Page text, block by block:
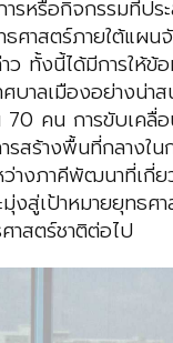
รหรือกิจกรรมที่ประ
ศาสตร์ภายใต้แผน
ทั้งนี้ได้มีการให้ข้
บาลเมืองอย่างน่าส
70 คน การขับเคลื่
สร้างพื้นที่กลางใน
ว่างภาคีพัฒนาที่เกี่
งสู่เป้าหมายยุทธศ
าสตร์ชาติต่อไป